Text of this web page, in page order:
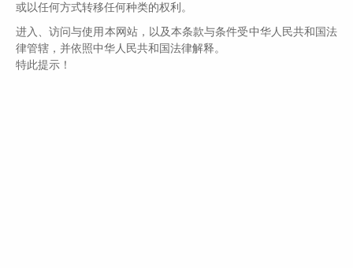
AI诈骗三大套路
或以任何方式转移任何种类的权利。
进入、访问与使用本网站，以及本条款与条件受中华人民共和国法
律管辖，并依照中华人民共和国法律解释。
特此提示！